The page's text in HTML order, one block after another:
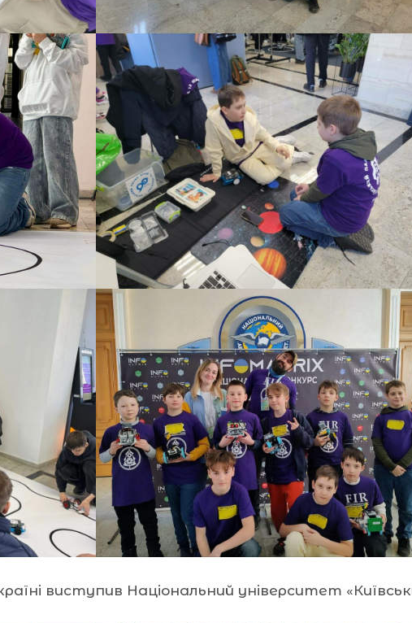
виступив Національний університет